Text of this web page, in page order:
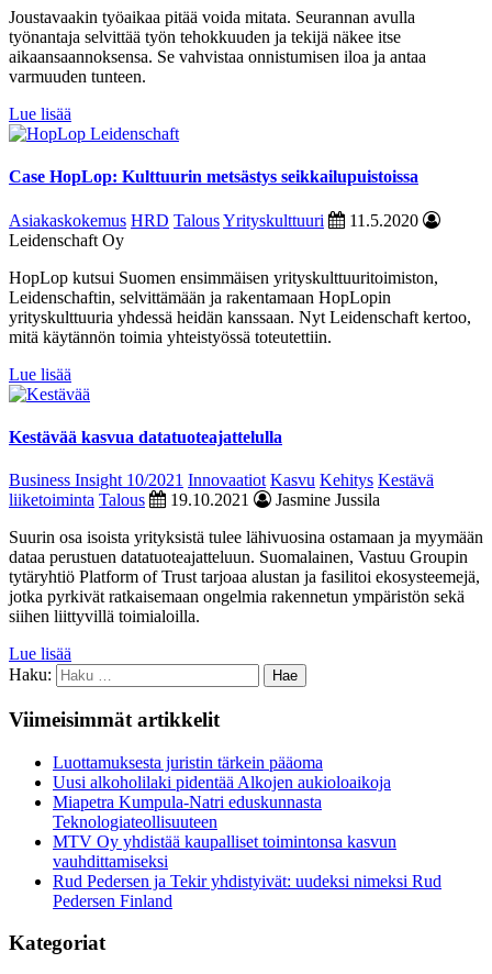
Joustavaakin työaikaa pitää voida mitata. Seurannan avulla
työnantaja selvittää työn tehokkuuden ja tekijä näkee itse
aikaansaannoksensa. Se vahvistaa onnistumisen iloa ja antaa
varmuuden tunteen.
Lue lisää
Case HopLop: Kulttuurin metsästys seikkailupuistoissa
Asiakaskokemus HRD TalousYrityskulttuuri
11.5.2020
Leidenschaft Oy
HopLop kutsui Suomen ensimmäisen yrityskulttuuritoimiston,
Leidenschaftin, selvittämään ja rakentamaan HopLopin
yrityskulttuuria yhdessä heidän kanssaan. Nyt Leidenschaft kertoo,
mitä käytännön toimia yhteistyössä toteutettiin.
Lue lisää
Kestävää kasvua datatuoteajattelulla
Business Insight 10/2021 Innovaatiot Kasvu Kehitys Kestävä
liiketoiminta Talous 19.10.2021
Jasmine Jussila
Suurin osa isoista yrityksistä tulee lähivuosina ostamaan ja myymään
dataa perustuen datatuoteajatteluun. Suomalainen, Vastuu Groupin
tytäryhtiö Platform of Trust tarjoaa alustan ja fasilitoi ekosysteemejä,
jotka pyrkivät ratkaisemaan ongelmia rakennetun ympäristön sekä
siihen liittyvillä toimialoilla.
Lue lisää
Haku:
Viimeisimmät artikkelit
Luottamuksesta juristin tärkein pääoma
Uusi alkoholilaki pidentää Alkojen aukioloaikoja
Miapetra Kumpula-Natri eduskunnasta
Teknologiateollisuuteen
MTV Oy yhdistää kaupalliset toimintonsa kasvun
vauhdittamiseksi
Rud Pedersen ja Tekir yhdistyivät: uudeksi nimeksi Rud
Pedersen Finland
Kategoriat